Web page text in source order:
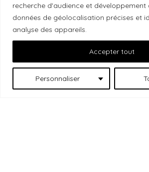
recherche d'audience et développement
données de géolocalisation précises et
analyse des appareils.
Personnaliser
Accepter tout
Orléans), se trouvent sur le territoire
cédé du peuple algonquin
reconnaissons et remercions les
autochtones qui sont les gardiens
actuels de ces terres.